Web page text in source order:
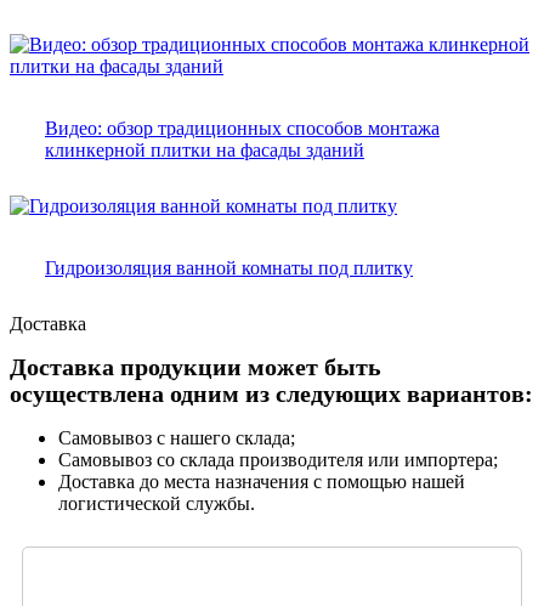
Видео: обзор традиционных способов монтажа
клинкерной плитки на фасады зданий
Гидроизоляция ванной комнаты под плитку
Доставка
Доставка продукции может быть
осуществлена одним из следующих вариантов:
Самовывоз с нашего склада;
Самовывоз со склада производителя или импортера;
Доставка до места назначения с помощью нашей
логистической службы.